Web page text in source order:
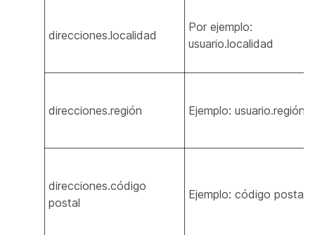
direcciones.localidad
Por ejemplo:
usuario.localidad
direcciones.región Ejemplo: usuario.región
direcciones.código
postal
Ejemplo: código postal